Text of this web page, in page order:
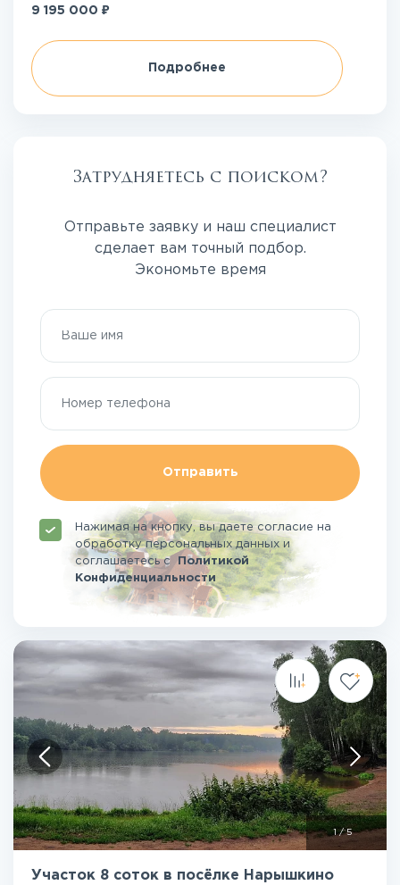
9 195 000 ₽
Подробнее
Затрудняетесь с поиском?
Отправьте заявку и наш специалист
сделает вам точный подбор.
Экономьте время
Отправить
Нажимая на кнопку, вы даете согласие на
обработку персональных данных и
соглашаетесьсПолитикой
Конфиденциальности
1/5
Участок 8 соток в посёлке Нарышкино